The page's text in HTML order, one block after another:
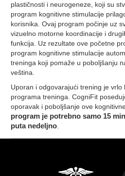
plastičnosti i neurogeneze, koji su
program kognitivne stimulacije
korisnika. Ovaj program počinje uz
vizuelno motorne koordinacije i
funkcija. Uz rezultate ove početne
program kognitivne stimulacije
treninga koji pomaže u poboljšanju
veština.
Uporan i odgovarajući trening je vrlo
programa treninga. CogniFit
oporavak i poboljšanje ove
program je potrebno samo 15
puta nedeljno